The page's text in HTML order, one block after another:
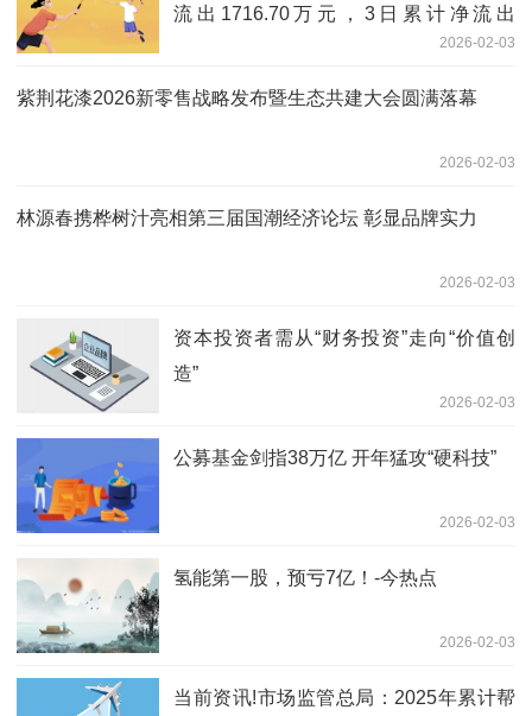
流出1716.70万元，3日累计净流出
2026-02-03
紫荆花漆2026新零售战略发布暨生态共建大会圆满落幕
2026-02-03
林源春携桦树汁亮相第三届国潮经济论坛 彰显品牌实力
2026-02-03
资本投资者需从“财务投资”走向“价值创
造”
2026-02-03
公募基金剑指38万亿 开年猛攻“硬科技”
2026-02-03
氢能第一股，预亏7亿！-今热点
2026-02-03
当前资讯!市场监管总局：2025年累计帮